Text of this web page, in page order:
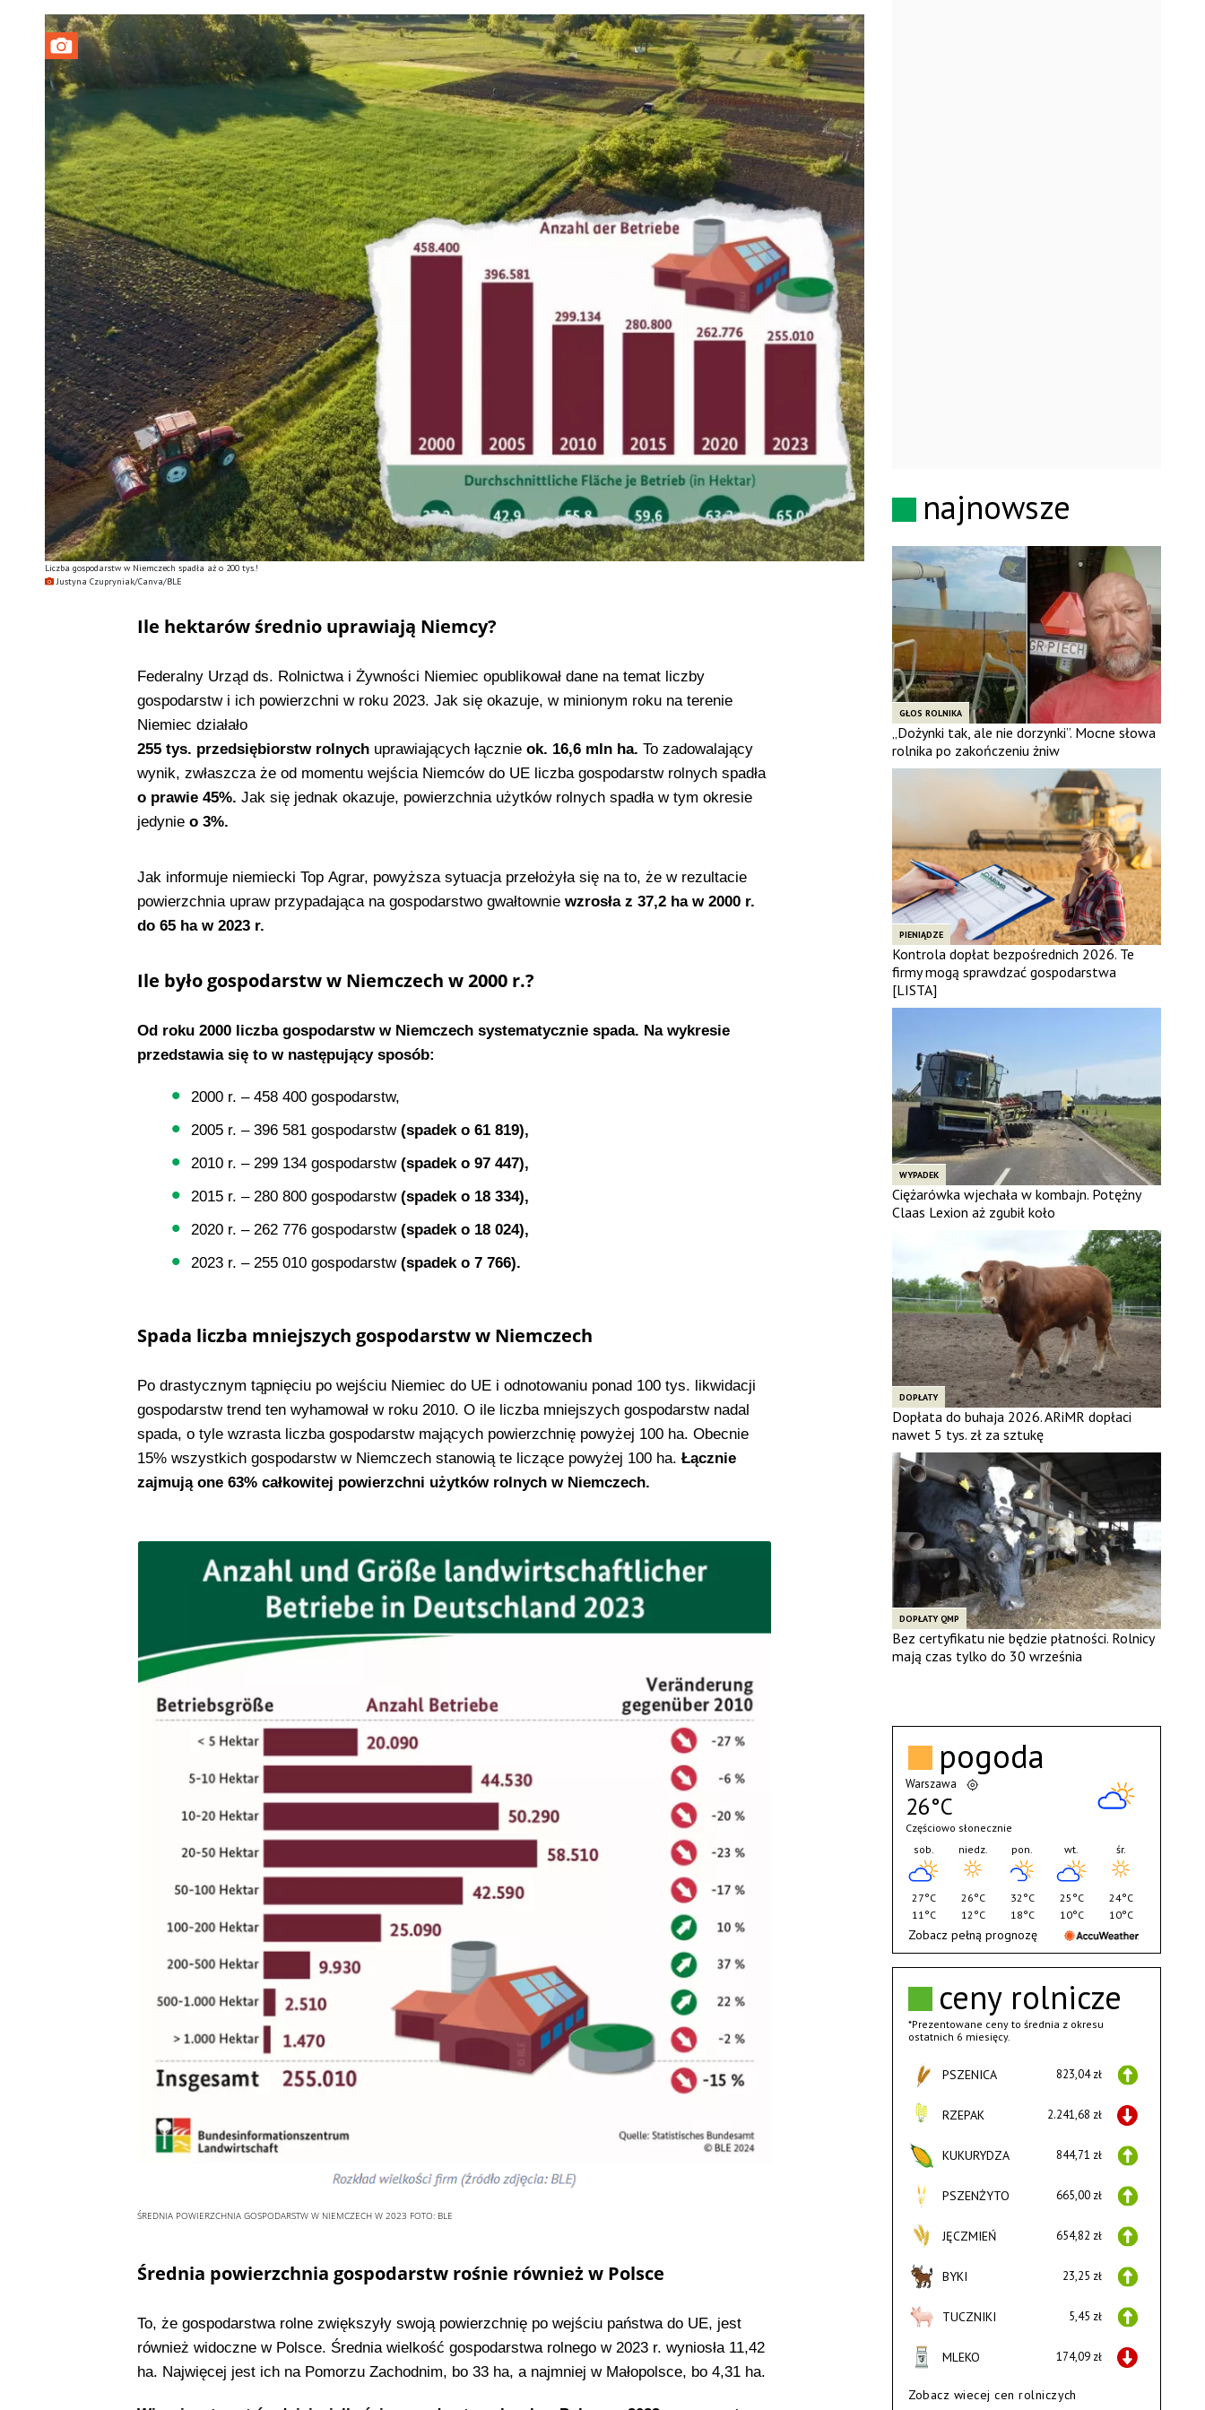
Liczba gospodarstw w Niemczech spadła aż o 200 tys.!
Justyna Czupryniak/Canva/BLE
Ile hektarów średnio uprawiają Niemcy?
Federalny Urząd ds. Rolnictwa i Żywności Niemiec opublikował dane na temat liczby
gospodarstw i ich powierzchni w roku 2023. Jak się okazuje, w minionym roku na terenie
Niemiec działało
255 tys. przedsiębiorstw rolnychuprawiających łącznie ok. 16,6 mln ha. To zadowalający
wynik, zwłaszcza że od momentu wejścia Niemców do UE liczba gospodarstw rolnych spadła
o prawie 45%. Jak się jednak okazuje, powierzchnia użytków rolnych spadła w tym okresie
jedynie o 3%.
Jak informuje niemiecki Top Agrar, powyższa sytuacja przełożyła się na to, że w rezultacie
powierzchnia upraw przypadająca na gospodarstwo gwałtowniewzrosła z 37,2 ha w 2000 r.
do 65 ha w 2023 r.
Ile było gospodarstw w Niemczech w 2000 r.?
Od roku 2000 liczba gospodarstw w Niemczech systematycznie spada. Na wykresie
przedstawia się to w następujący sposób:
2000 r. – 458 400 gospodarstw,
2005 r. – 396 581 gospodarstw (spadek o 61 819),
2010 r. – 299 134 gospodarstw(spadek o 97 447),
2015 r. – 280 800 gospodarstw (spadek o 18 334),
2020 r. – 262 776 gospodarstw (spadek o 18 024),
2023 r. – 255 010 gospodarstw (spadek o 7 766).
Spada liczba mniejszych gospodarstw w Niemczech
Po drastycznym tąpnięciu po wejściu Niemiec do UE i odnotowaniu ponad 100 tys. likwidacji
gospodarstw trend ten wyhamował w roku 2010. O ile liczba mniejszych gospodarstw nadal
spada, o tyle wzrasta liczba gospodarstw mających powierzchnię powyżej 100 ha. Obecnie
15% wszystkich gospodarstw w Niemczech stanowią te liczące powyżej 100 ha. Łącznie
zajmują one 63% całkowitej powierzchni użytków rolnych w Niemczech.
ŚREDNIA POWIERZCHNIA GOSPODARSTW W NIEMCZECH W 2023 FOTO: BLE
Średnia powierzchnia gospodarstw rośnie również w Polsce
To, że gospodarstwa rolne zwiększyły swoją powierzchnię po wejściu państwa do UE, jest
również widoczne w Polsce. Średnia wielkość gospodarstwa rolnego w 2023 r. wyniosła 11,42
ha. Najwięcej jest ich na Pomorzu Zachodnim, bo 33 ha, a najmniej w Małopolsce, bo 4,31 ha.
najnowsze
GŁOS ROLNIKA
„Dożynki tak, ale nie dorzynki”. Mocne słowa
rolnika po zakończeniu żniw
PIENIĄDZE
Kontrola dopłat bezpośrednich 2026. Te
firmy mogą sprawdzać gospodarstwa
[LISTA]
WYPADEK
Ciężarówka wjechała w kombajn. Potężny
Claas Lexion aż zgubił koło
DOPŁATY
Dopłata do buhaja 2026. ARiMR dopłaci
nawet 5 tys. zł za sztukę
DOPŁATY QMP
Bez certyfikatu nie będzie płatności. Rolnicy
mają czas tylko do 30 września
ceny rolnicze
*Prezentowane ceny to średnia z okresu
ostatnich 6 miesięcy.
PSZENICA 823,04 zł
RZEPAK 2.241,68 zł
KUKURYDZA 844,71 zł
PSZENŻYTO 665,00 zł
JĘCZMIEŃ 654,82 zł
BYKI 23,25 zł
TUCZNIKI 5,45 zł
MLEKO 174,09 zł
Zobacz wiecej cen rolniczych
pogoda
Warszawa
26°C
Częściowo słonecznie
sob.
27°C
11°C
niedz.
26°C
12°C
pon.
32°C
18°C
wt.
25°C
10°C
śr.
24°C
10°C
Zobacz pełną prognozę